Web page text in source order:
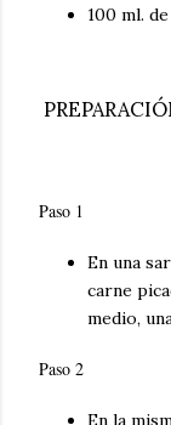
100 ml.
Paso 1
En una
carne
medio,
Paso 2
En la